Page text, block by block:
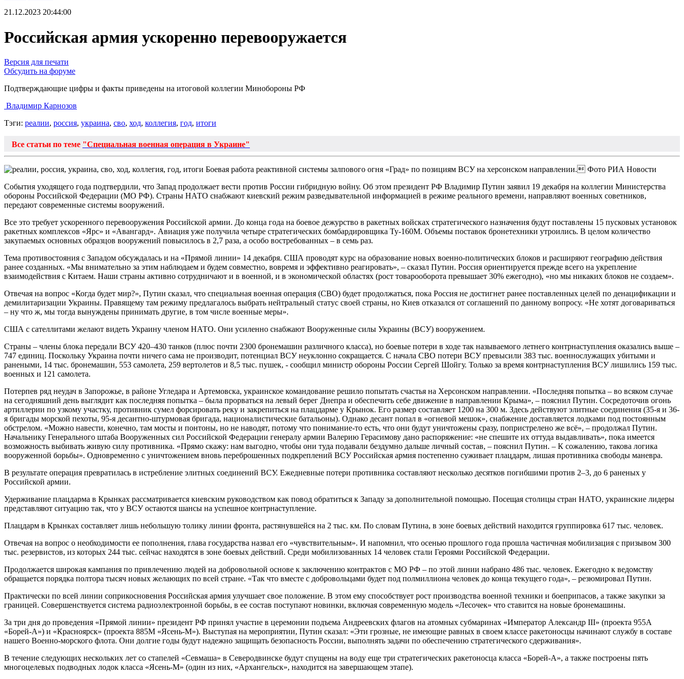
21.12.2023 20:44:00
Российская армия ускоренно перевооружается
Версия для печати
Обсудить на форуме
Подтверждающие цифры и факты приведены на итоговой коллегии Минобороны РФ
Владимир Карнозов
Тэги: реалии, россия, украина, сво, ход, коллегия, год, итоги
Все статьи по теме "Специальная военная операция в Украине"
Боевая работа реактивной системы залпового огня «Град» по позициям ВСУ на херсонском направлении. Фото РИА Новости
События уходящего года подтвердили, что Запад продолжает вести против России гибридную войну. Об этом президент РФ Владимир Путин заявил 19 декабря на коллегии Министерства
обороны Российской Федерации (МО РФ). Страны НАТО снабжают киевский режим разведывательной информацией в режиме реального времени, направляют военных советников,
передают современные системы вооружений.
Все это требует ускоренного перевооружения Российской армии. До конца года на боевое дежурство в ракетных войсках стратегического назначения будут поставлены 15 пусковых установок
ракетных комплексов «Ярс» и «Авангард». Авиация уже получила четыре стратегических бомбардировщика Ту-160М. Объемы поставок бронетехники утроились. В целом количество
закупаемых основных образцов вооружений повысилось в 2,7 раза, а особо востребованных – в семь раз.
Тема противостояния с Западом обсуждалась и на «Прямой линии» 14 декабря. США проводят курс на образование новых военно-политических блоков и расширяют географию действия
ранее созданных. «Мы внимательно за этим наблюдаем и будем совместно, вовремя и эффективно реагировать», – сказал Путин. Россия ориентируется прежде всего на укрепление
взаимодействия с Китаем. Наши страны активно сотрудничают и в военной, и в экономической областях (рост товарооборота превышает 30% ежегодно), «но мы никаких блоков не создаем».
Отвечая на вопрос «Когда будет мир?», Путин сказал, что специальная военная операция (СВО) будет продолжаться, пока Россия не достигнет ранее поставленных целей по денацификации и
демилитаризации Украины. Правящему там режиму предлагалось выбрать нейтральный статус своей страны, но Киев отказался от соглашений по данному вопросу. «Не хотят договариваться
– ну что ж, мы тогда вынуждены принимать другие, в том числе военные меры».
США с сателлитами желают видеть Украину членом НАТО. Они усиленно снабжают Вооруженные силы Украины (ВСУ) вооружением.
Страны – члены блока передали ВСУ 420–430 танков (плюс почти 2300 бронемашин различного класса), но боевые потери в ходе так называемого летнего контрнаступления оказались выше –
747 единиц. Поскольку Украина почти ничего сама не производит, потенциал ВСУ неуклонно сокращается. С начала СВО потери ВСУ превысили 383 тыс. военнослужащих убитыми и
ранеными, 14 тыс. бронемашин, 553 самолета, 259 вертолетов и 8,5 тыс. пушек, - сообщил министр обороны России Сергей Шойгу. Только за время контрнаступления ВСУ лишились 159 тыс.
военных и 121 самолета.
Потерпев ряд неудач в Запорожье, в районе Угледара и Артемовска, украинское командование решило попытать счастья на Херсонском направлении. «Последняя попытка – во всяком случае
на сегодняшний день выглядит как последняя попытка – была прорваться на левый берег Днепра и обеспечить себе движение в направлении Крыма», – пояснил Путин. Сосредоточив огонь
артиллерии по узкому участку, противник сумел форсировать реку и закрепиться на плацдарме у Крынок. Его размер составляет 1200 на 300 м. Здесь действуют элитные соединения (35-я и 36-
я бригады морской пехоты, 95-я десантно-штурмовая бригада, националистические батальоны). Однако десант попал в «огневой мешок», снабжение доставляется лодками под постоянным
обстрелом. «Можно навести, конечно, там мосты и понтоны, но не наводят, потому что понимание-то есть, что они будут уничтожены сразу, попристрелено же всё», – продолжал Путин.
Начальнику Генерального штаба Вооруженных сил Российской Федерации генералу армии Валерию Герасимову дано распоряжение: «не спешите их оттуда выдавливать», пока имеется
возможность выбивать живую силу противника. «Прямо скажу: нам выгодно, чтобы они туда подавали бездумно дальше личный состав, – пояснил Путин. – К сожалению, такова логика
вооруженной борьбы». Одновременно с уничтожением вновь переброшенных подкреплений ВСУ Российская армия постепенно суживает плацдарм, лишая противника свободы маневра.
В результате операция превратилась в истребление элитных соединений ВСУ. Ежедневные потери противника составляют несколько десятков погибшими против 2–3, до 6 раненых у
Российской армии.
Удерживание плацдарма в Крынках рассматривается киевским руководством как повод обратиться к Западу за дополнительной помощью. Посещая столицы стран НАТО, украинские лидеры
представляют ситуацию так, что у ВСУ остаются шансы на успешное контрнаступление.
Плацдарм в Крынках составляет лишь небольшую толику линии фронта, растянувшейся на 2 тыс. км. По словам Путина, в зоне боевых действий находится группировка 617 тыс. человек.
Отвечая на вопрос о необходимости ее пополнения, глава государства назвал его «чувствительным». И напомнил, что осенью прошлого года прошла частичная мобилизация с призывом 300
тыс. резервистов, из которых 244 тыс. сейчас находятся в зоне боевых действий. Среди мобилизованных 14 человек стали Героями Российской Федерации.
Продолжается широкая кампания по привлечению людей на добровольной основе к заключению контрактов с МО РФ – по этой линии набрано 486 тыс. человек. Ежегодно к ведомству
обращается порядка полтора тысяч новых желающих по всей стране. «Так что вместе с добровольцами будет под полмиллиона человек до конца текущего года», – резюмировал Путин.
Практически по всей линии соприкосновения Российская армия улучшает свое положение. В этом ему способствует рост производства военной техники и боеприпасов, а также закупки за
границей. Совершенствуется система радиоэлектронной борьбы, в ее состав поступают новинки, включая современную модель «Лесочек» что ставится на новые бронемашины.
За три дня до проведения «Прямой линии» президент РФ принял участие в церемонии подъема Андреевских флагов на атомных субмаринах «Император Александр III» (проекта 955А
«Борей-А») и «Красноярск» (проекта 885М «Ясень-М»). Выступая на мероприятии, Путин сказал: «Эти грозные, не имеющие равных в своем классе ракетоносцы начинают службу в составе
нашего Военно-морского флота. Они долгие годы будут надежно защищать безопасность России, выполнять задачи по обеспечению стратегического сдерживания».
В течение следующих нескольких лет со стапелей «Севмаша» в Северодвинске будут спущены на воду еще три стратегических ракетоносца класса «Борей-А», а также построены пять
многоцелевых подводных лодок класса «Ясень-М» (один из них, «Архангельск», находится на завершающем этапе).